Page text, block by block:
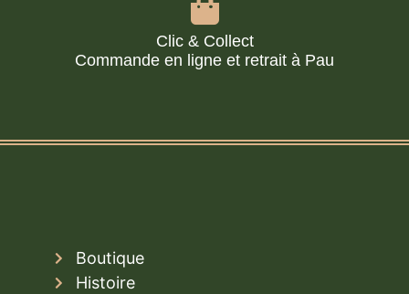
Clic & Collect
Commande en ligne et retrait à Pau
Boutique
Histoire